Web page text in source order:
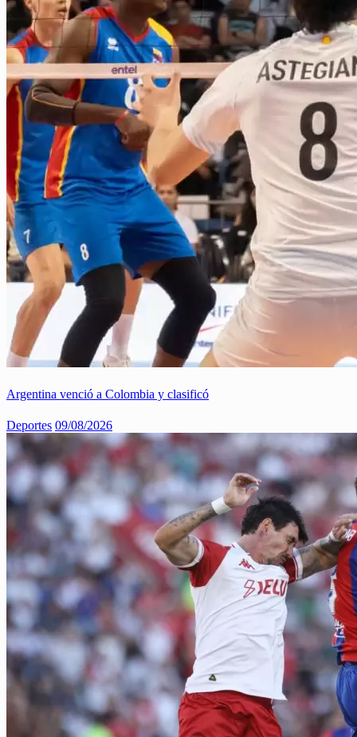
Argentina venció a Colombia y clasificó
Deportes 09/08/2026